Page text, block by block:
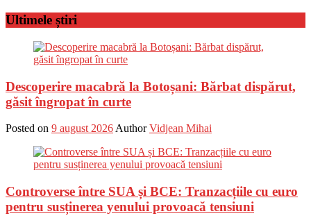
Ultimele știri
Descoperire macabră la Botoșani: Bărbat dispărut,
găsit îngropat în curte
Posted on 9 august 2026 Author Vidjean Mihai
Controverse între SUA și BCE: Tranzacțiile cu euro
pentru susținerea yenului provoacă tensiuni